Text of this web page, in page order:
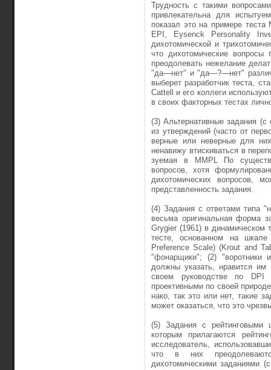
Трудность с такими
привлекательна для
показал это на примере
EPI, Eysenck Perso­nality
дихотоми­ческой и
что дихотомические вопросы
преодолевать нежелание
"да—нет" и "да—?—нет"
выберет раз­работчик теста,
Cattell и его коллеги
в своих факторных тестах
(3) Альтернативные задания
из утверждений (часто от
верные или неверные для
ненавижу втиски­ваться в
зуемая в MMPL По
вопросов, хотя
дихотомических вопросов,
представленность задания.
(4) Задания с ответами типа
весьма оригинальная форма
Grygier (1961) в динамическом
тесте, осно­ванном на шкале
Preference Scale) (Krout and
"фонарщики"; (2) "воротники
должны указать, нравится
своем руководстве по DPI
проективными по своей
нако, так это или нет, такие
может оказаться, что это
(5) Задания с рейтинговыми
которым прилагаются
исследователь,
что в них
дихотомическими зада­ниями